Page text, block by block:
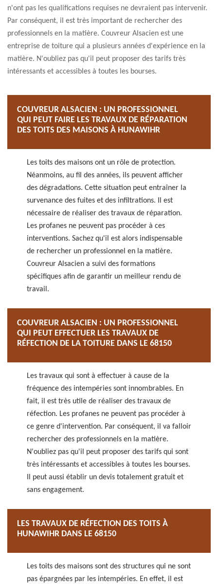
n'ont pas les qualifications requises ne devraient pas intervenir.
Par conséquent, il est très important de rechercher des
professionnels en la matière. Couvreur Alsacien est une
entreprise de toiture qui a plusieurs années d'expérience en la
matière. N'oubliez pas qu'il peut proposer des tarifs très
intéressants et accessibles à toutes les bourses.
COUVREUR ALSACIEN : UN PROFESSIONNEL
QUI PEUT FAIRE LES TRAVAUX DE RÉPARATION
DES TOITS DES MAISONS À HUNAWIHR
Les toits des maisons ont un rôle de protection.
Néanmoins, au fil des années, ils peuvent afficher
des dégradations. Cette situation peut entraîner la
survenance des fuites et des infiltrations. Il est
nécessaire de réaliser des travaux de réparation.
Les profanes ne peuvent pas procéder à ces
interventions. Sachez qu'il est alors indispensable
de rechercher un professionnel en la matière.
Couvreur Alsacien a suivi des formations
spécifiques afin de garantir un meilleur rendu de
travail.
COUVREUR ALSACIEN : UN PROFESSIONNEL
QUI PEUT EFFECTUER LES TRAVAUX DE
RÉFECTION DE LA TOITURE DANS LE 68150
Les travaux qui sont à effectuer à cause de la
fréquence des intempéries sont innombrables. En
fait, il est très utile de réaliser des travaux de
réfection. Les profanes ne peuvent pas procéder à
ce genre d'intervention. Par conséquent, il va falloir
rechercher des professionnels en la matière.
N'oubliez pas qu'il peut proposer des tarifs qui sont
très intéressants et accessibles à toutes les bourses.
Il peut aussi établir un devis totalement gratuit et
sans engagement.
LES TRAVAUX DE RÉFECTION DES TOITS À
HUNAWIHR DANS LE 68150
Les toits des maisons sont des structures qui ne sont
pas épargnées par les intempéries. En effet, il est